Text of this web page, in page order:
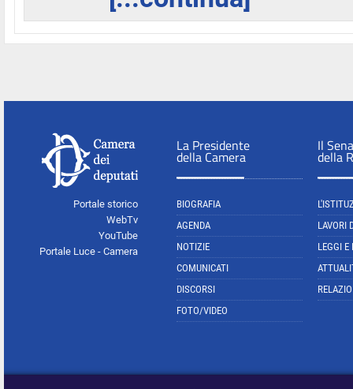
Portale storico
WebTv
YouTube
Portale Luce - Camera
La Presidente
della Camera
BIOGRAFIA
AGENDA
NOTIZIE
COMUNICATI
DISCORSI
FOTO/VIDEO
Il
della
LAVORI
LEGGI E